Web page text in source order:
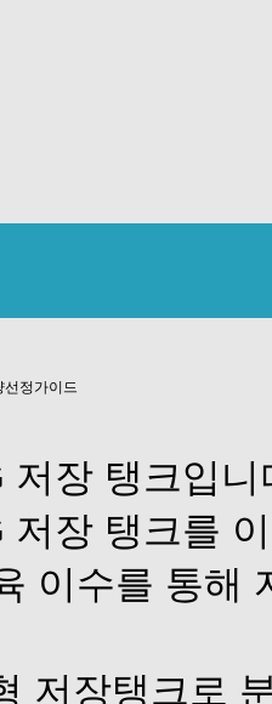
선정가이드
저장 탱크입니
저장 탱크를
이수를 통해
저장탱크로